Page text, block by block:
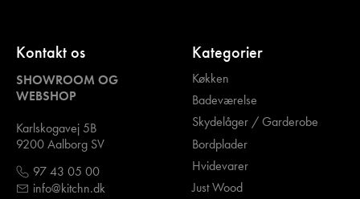
Kontakt os
SHOWROOM OG
WEBSHOP
Karlskogavej 5B
9200 Aalborg SV
97 43 05 00
info@kitchn.dk
Kategorier
Køkken
Badeværelse
Skydelåger / Garderobe
Bordplader
Hvidevarer
Just Wood